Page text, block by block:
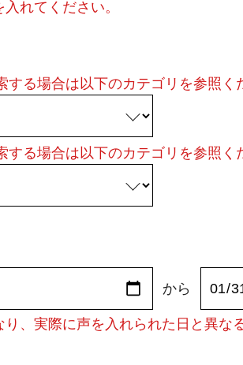
れてください。
る場合は以下のカテゴリを参照く
る場合は以下のカテゴリを参照く
から
り、実際に声を入れられた日と異な